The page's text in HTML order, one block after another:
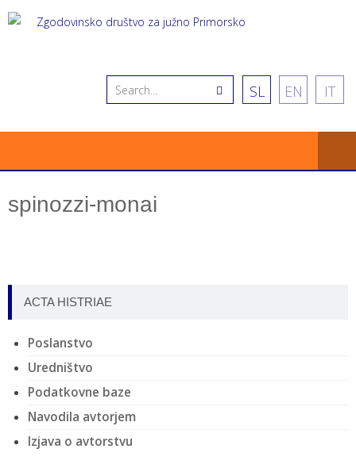
SL EN IT
spinozzi-monai
ACTA HISTRIAE
Poslanstvo
Uredništvo
Podatkovne baze
Navodila avtorjem
Izjava o avtorstvu